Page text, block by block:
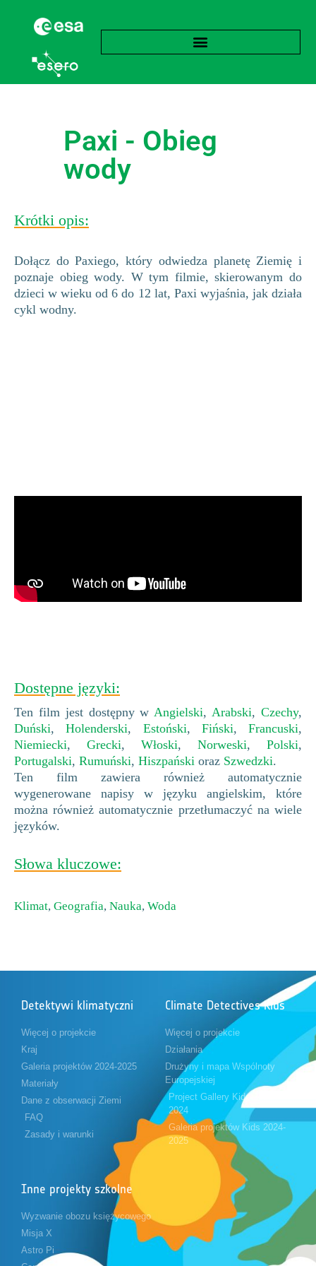
Paxi - Obieg
wody
Krótki opis:
Dołącz do Paxiego, który odwiedza planetę Ziemię i
poznaje obieg wody. W tym filmie, skierowanym do
dzieci w wieku od 6 do 12 lat, Paxi wyjaśnia, jak działa
cykl wodny.
Dostępne języki:
Ten film jest dostępny w Angielski, Arabski,Czechy,
Duński,Holenderski, Estoński, Fiński, Francuski,
Niemiecki, Grecki, Włoski, Norweski, Polski,
Portugalski, Rumuński, Hiszpański oraz Szwedzki.
Ten film zawiera również automatycznie
wygenerowane napisy w języku angielskim, które
można również automatycznie przetłumaczyć na wiele
języków.
Słowa kluczowe:
Klimat, Geografia, Nauka, Woda
Detektywi klimatyczni
Więcej o projekcie
Kraj
Galeria projektów 2024-2025
Materiały
Dane z obserwacji Ziemi
FAQ
Zasady i warunki
Climate Detectives Kids
Więcej o projekcie
Działania
Drużyny i mapa Wspólnoty
Europejskiej
Project Gallery Kids 2023-
2024
Galeria projektów Kids 2024-
2025
Inne projekty szkolne
Wyzwanie obozu księżycowego
Misja X
Astro Pi